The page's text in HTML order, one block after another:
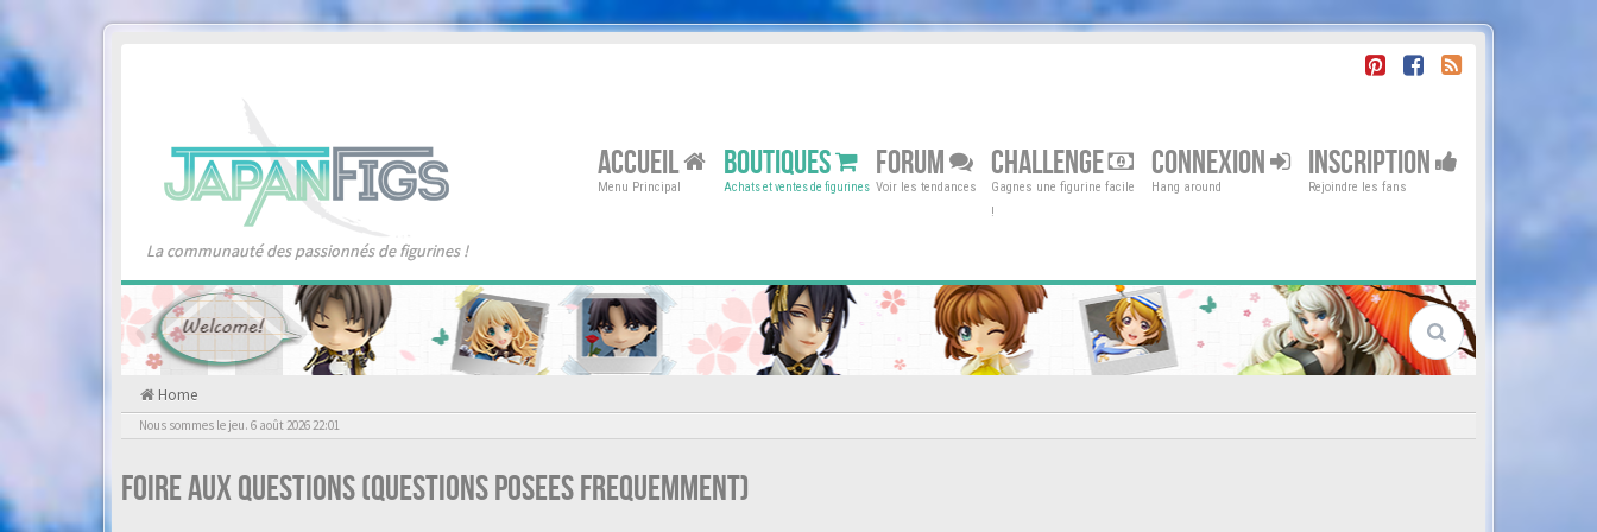
La communauté des passionnés de figurines !
ACCUEIL
Menu Principal
BOUTIQUES
Achats et ventes de figurines
FORUM
Voir les tendances
CHALLENGE
Gagnes une figurine facile
!
CONNEXION
Hang around
INSCRIPTION
Rejoindre les fans
Home
Nous sommes le jeu. 6 août 2026 22:01
Foire aux questions (Questions posees frequemment)